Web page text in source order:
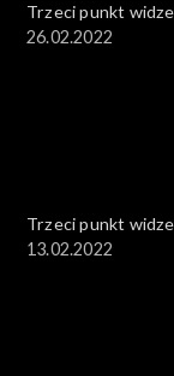
Trzeci punkt
26.02.2022
Trzeci punkt
13.02.2022